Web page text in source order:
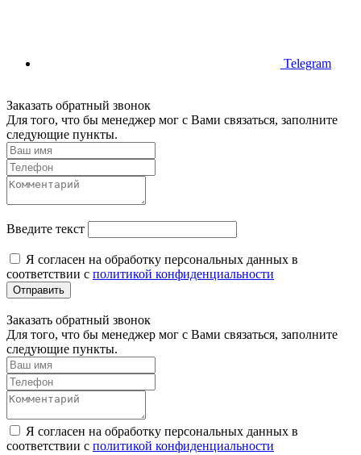
Telegram
Заказать обратный звонок
Для того, что бы менеджер мог с Вами связаться, заполните
следующие пункты.
Введите текст
Я согласен на обработку персональных данных в
соответствии с политикой конфиденциальности
Отправить
Заказать обратный звонок
Для того, что бы менеджер мог с Вами связаться, заполните
следующие пункты.
Я согласен на обработку персональных данных в
соответствии с политикой конфиденциальности